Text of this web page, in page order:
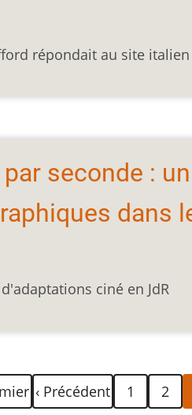
répondait au site
seconde :
dans
ciné en JdR
Page
précédente
‹ Précédent Page
1 Page
2